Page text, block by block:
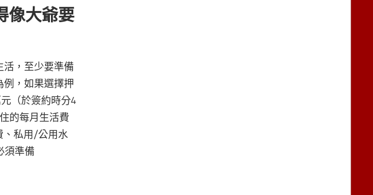
像大爺要
活，至少要準備
例，如果選擇押
（於簽約時分4
的每月生活費
、私用/公用水
須準備